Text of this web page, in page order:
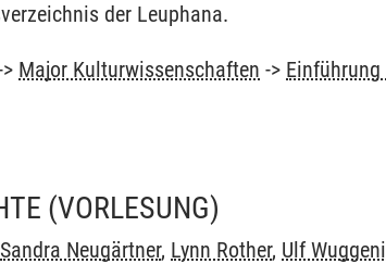
der Leuphana.
Major Kulturwissenschaften ->
(VORLESUNG)
Sandra Neugärtner, Lynn Rother, Ulf